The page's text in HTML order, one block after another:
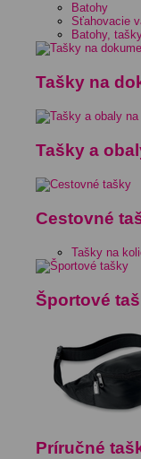
Batohy
Sťahovacie
Batohy,
Tašky na
Tašky a
Cestovné
Tašky na
Športové
Príručné